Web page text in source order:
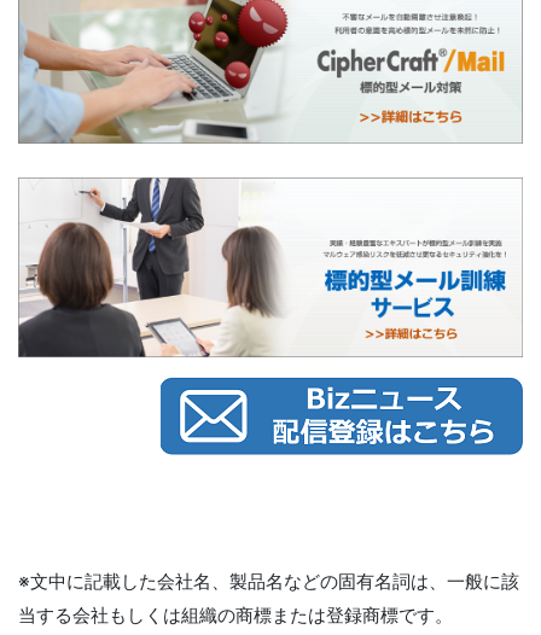
※文中に記載した会社名、製品名などの固有名詞は、一般に該
当する会社もしくは組織の商標または登録商標です。